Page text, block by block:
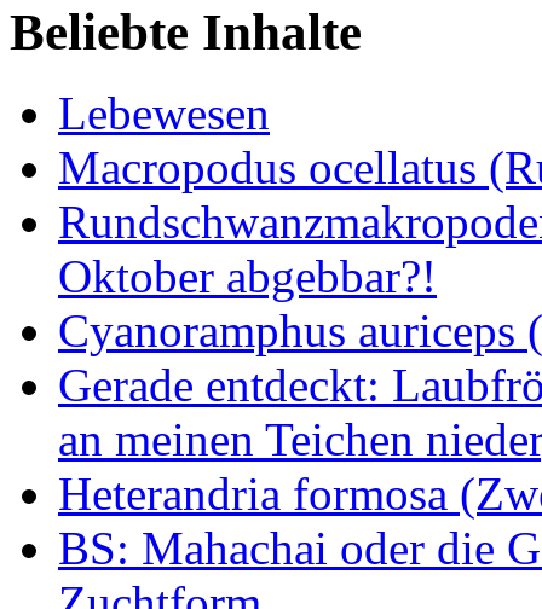
Beliebte Inhalte
Lebewesen
Macropodus ocellatus
Oktober abgebbar?!
Cyanoramphus
Gerade entdeckt:
an meinen Teichen
Heterandria formosa
BS: Mahachai oder die